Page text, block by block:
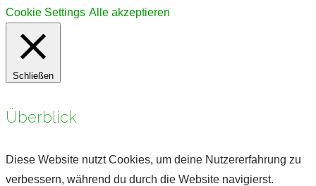
Cookie Settings Alle akzeptieren
Schließen
Überblick
Diese Website nutzt Cookies, um deine Nutzererfahrung zu
verbessern, während du durch die Website navigierst.